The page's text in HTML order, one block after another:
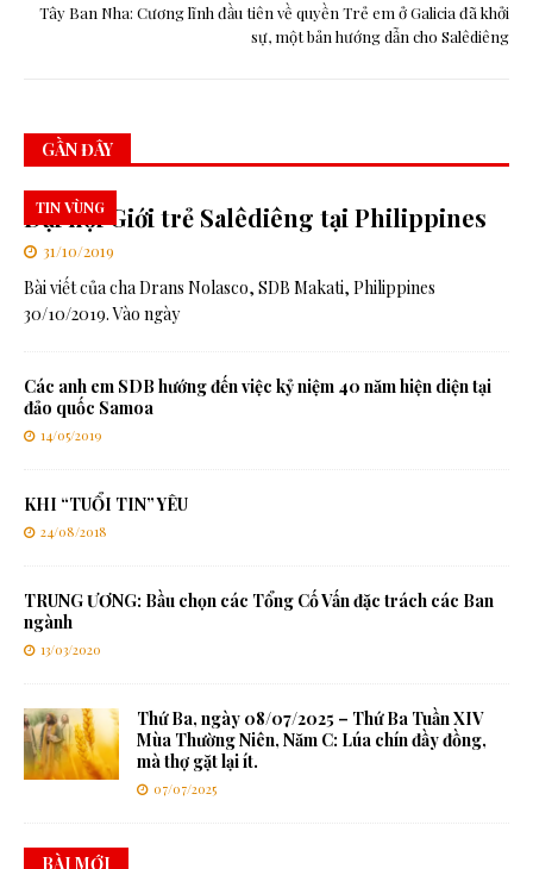
Tây Ban Nha: Cương lĩnh đầu tiên về quyền Trẻ em ở Galicia đã khởi
sự, một bản hướng dẫn cho Salêdiêng
GẦN ĐÂY
Đại hội Giới trẻ Salêdiêng tại Philippines
TIN VÙNG
31/10/2019
Bài viết của cha Drans Nolasco, SDB Makati, Philippines
30/10/2019. Vào ngày
Các anh em SDB hướng đến việc kỷ niệm 40 năm hiện diện tại
đảo quốc Samoa
14/05/2019
KHI “TUỔI TIN” YÊU
24/08/2018
TRUNG ƯƠNG: Bầu chọn các Tổng Cố Vấn đặc trách các Ban
ngành
13/03/2020
Thứ Ba, ngày 08/07/2025 – Thứ Ba Tuần XIV
Mùa Thường Niên, Năm C: Lúa chín đầy đồng,
mà thợ gặt lại ít.
07/07/2025
BÀI MỚI